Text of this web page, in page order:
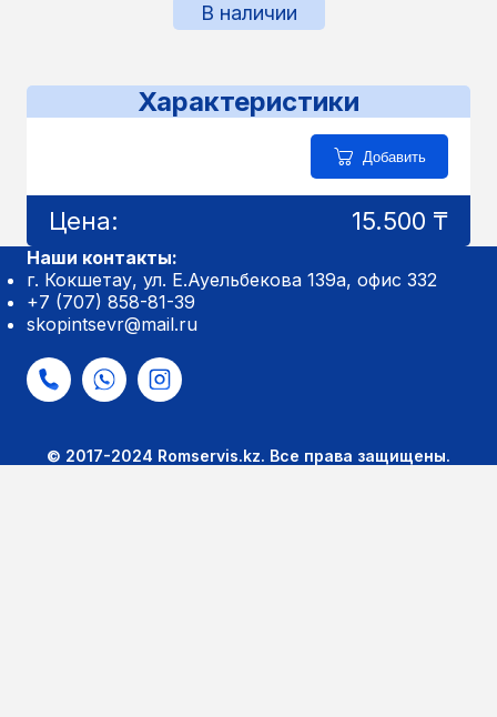
В наличии
Характеристики
Добавить
Цена: 15.500 ₸
Наши контакты:
г. Кокшетау, ул. Е.Ауельбекова 139а, офис 332
+7 (707) 858-81-39
skopintsevr@mail.ru
© 2017-2024 Romservis.kz. Все права защищены.